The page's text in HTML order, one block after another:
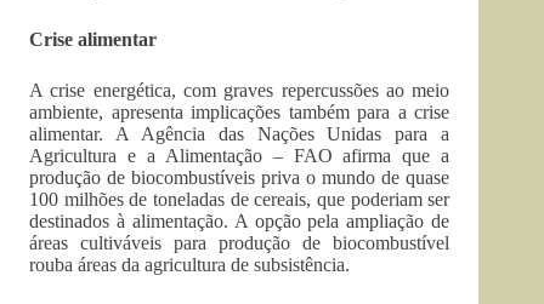
Crise alimentar
A crise energética, com graves repercussões ao meio
ambiente, apresenta implicações também para a crise
alimentar. A Agência das Nações Unidas para a
Agricultura e a Alimentação – FAO afirma que a
produção de biocombustíveis priva o mundo de quase
100 milhões de toneladas de cereais, que poderiam ser
destinados à alimentação. A opção pela ampliação de
áreas cultiváveis para produção de biocombustível
rouba áreas da agricultura de subsistência.